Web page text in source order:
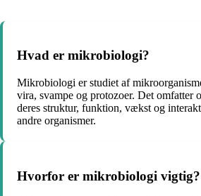
Hvad er mikrobiologi?
Mikrobiologi er studiet af
vira, svampe og protozoer. Det omfatter
deres struktur, funktion, vækst og
andre organismer.
Hvorfor er mikrobiologi vigtig?